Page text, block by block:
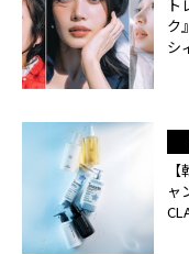
ト
ク
シ
ャ